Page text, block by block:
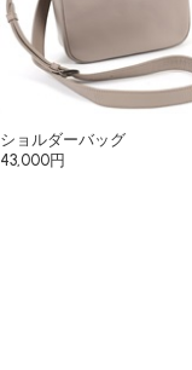
ショルダーバッグ
43,000円